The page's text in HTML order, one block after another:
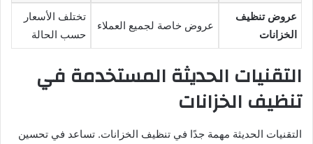
عروض تنظيف
الخزانات
عروض خاصة لجميع العملاء
تختلف الأسعار
حسب الحالة
التقنيات الحديثة المستخدمة في
تنظيف الخزانات
التقنيات الحديثة مهمة جدًا في تنظيف الخزانات. تساعد في تحسين